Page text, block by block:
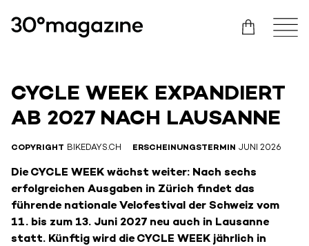
CYCLE WEEK EXPANDIERT
AB 2027 NACH LAUSANNE
COPYRIGHT BIKEDAYS.CH ERSCHEINUNGSTERMIN JUNI 2026
Die CYCLE WEEK wächst weiter: Nach sechs
erfolgreichen Ausgaben in Zürich findet das
führende nationale Velofestival der Schweiz vom
11. bis zum 13. Juni 2027 neu auch in Lausanne
statt. Künftig wird die CYCLE WEEK jährlich in